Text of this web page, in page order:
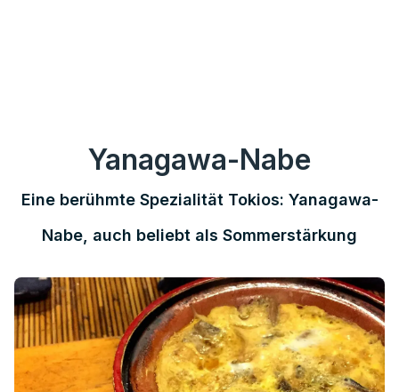
Yanagawa-Nabe
Eine berühmte Spezialität Tokios: Yanagawa-
Nabe, auch beliebt als Sommerstärkung